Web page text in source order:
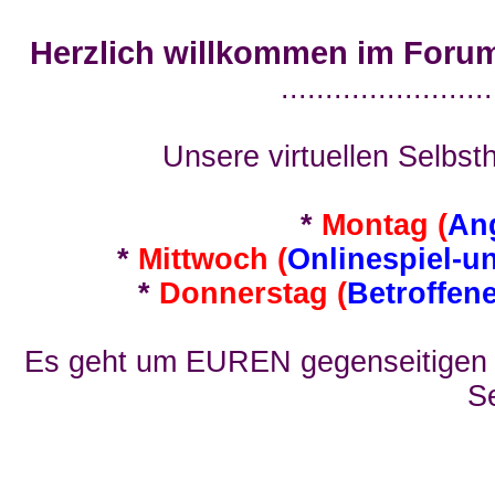
Herzlich willkommen im
Unsere virtuellen
* Montag (
* Mittwoch (Onlinespiel-
* Donnerstag (
Es geht um EUREN